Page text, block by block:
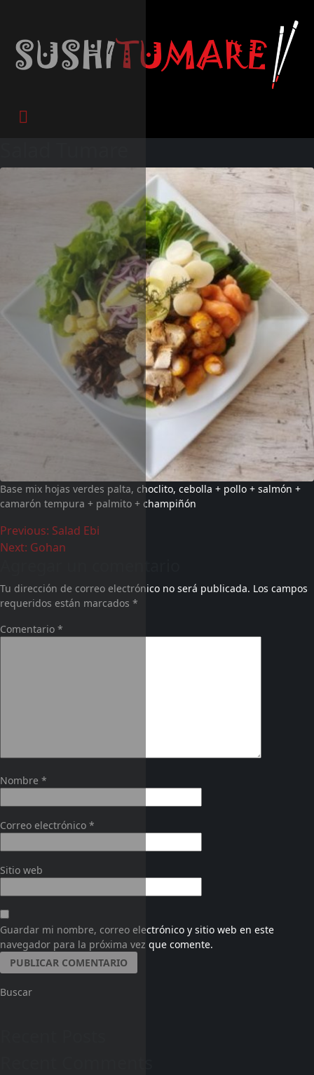
Base mix hojas verdes palta, choclito, cebolla + pollo + salmón +
camarón tempura + palmito + champiñón
Previous: Salad Ebi
Next: Gohan
Tu dirección de correo electrónico no será publicada. Los campos
requeridos están marcados *
Comentario *
Nombre *
Correo electrónico *
Sitio web
Guardar mi nombre, correo electrónico y sitio web en este
navegador para la próxima vez que comente.
Buscar